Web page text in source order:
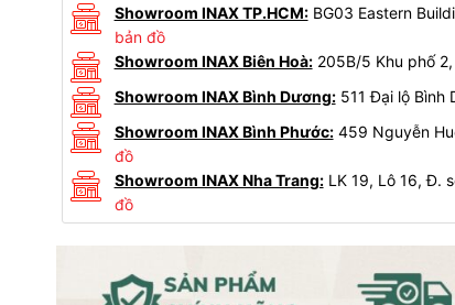
Showroom INAX TP.HCM:BG03 Eastern
bản đồ
Showroom INAX Biên Hoà:205B/5 Khu phố 2,
Showroom INAX Bình Dương:511 Đại lộ Bình
Showroom INAX Bình Phước:459 Nguyễn
đồ
Showroom INAX Nha Trang:LK 19, Lô 16, Đ.
đồ